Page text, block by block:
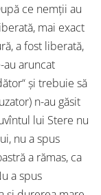
ce nemţii au
mai exact
a fost liberată,
aruncat
şi trebuie să
n-au găsit
lui Stere nu
nu a spus
a rămas, ca
a spus